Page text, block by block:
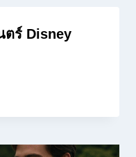
ตร์ Disney